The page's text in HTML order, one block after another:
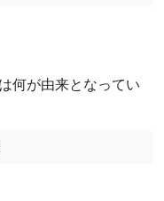
何が由来となってい